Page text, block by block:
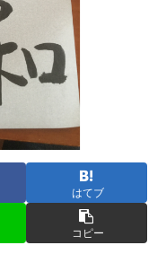
はてブ
コピー